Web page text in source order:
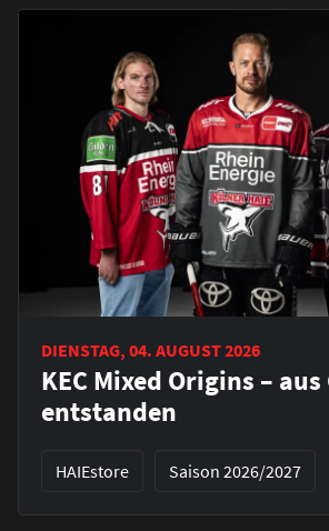
DIENSTAG, 04. AUGUST 2026
KEC Mixed Origins –
entstanden
HAIEstore Saison 2026/2027